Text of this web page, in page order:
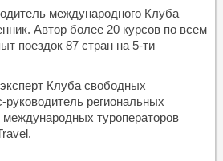
международного Клуба
Автор более 20 курсов по всем
поездок 87 стран на 5-ти
Клуба свободных
руководитель региональных
туроператоров